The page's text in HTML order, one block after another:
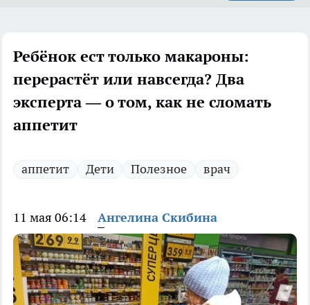
Ребёнок ест только макароны:
перерастёт или навсегда? Два
эксперта — о том, как не сломать
аппетит
аппетит Дети Полезное врач
11 мая 06:14 Ангелина Скибина